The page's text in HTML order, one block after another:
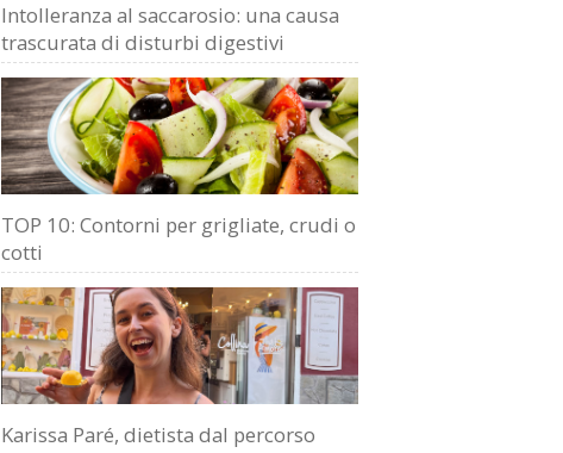
Intolleranza al saccarosio: una causa
trascurata di disturbi digestivi
TOP 10: Contorni per grigliate, crudi o
cotti
Karissa Paré, dietista dal percorso